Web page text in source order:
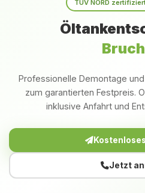
TÜV NORD
Professionelle Demontage
zum garantierten Festpreis.
inklusive Anfahrt und
Jetzt